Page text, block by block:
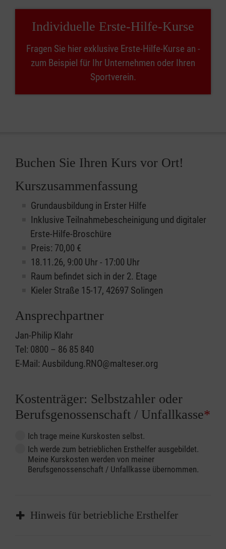
Individuelle Erste-Hilfe-Kurse
Fragen Sie hier exklusive Erste-Hilfe-Kurse an -
zum Beispiel für Ihr Unternehmen oder Ihren
Sportverein.
Buchen Sie Ihren Kurs vor Ort!
Kurszusammenfassung
Grundausbildung in Erster Hilfe
Inklusive Teilnahmebescheinigung und digitaler
Erste-Hilfe-Broschüre
Preis: 70,00 €
18.11.26, 9:00 Uhr - 17:00 Uhr
Raum befindet sich in der 2. Etage
Kieler Straße 15-17, 42697 Solingen
Ansprechpartner
Jan-Philip Klahr
Tel: 0800 – 86 85 840
E-Mail: Ausbildung.RNO@malteser.org
Kostenträger: Selbstzahler oder
Berufsgenossenschaft / Unfallkasse*
Ich trage meine Kurskosten selbst.
Ich werde zum betrieblichen Ersthelfer ausgebildet.
Meine Kurskosten werden von meiner
Berufsgenossenschaft / Unfallkasse übernommen.
Hinweis für betriebliche Ersthelfer